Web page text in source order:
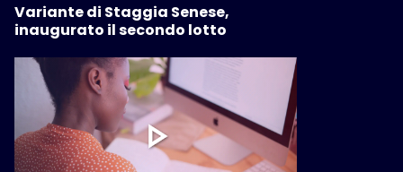
Variante di Staggia Senese,
inaugurato il secondo lotto